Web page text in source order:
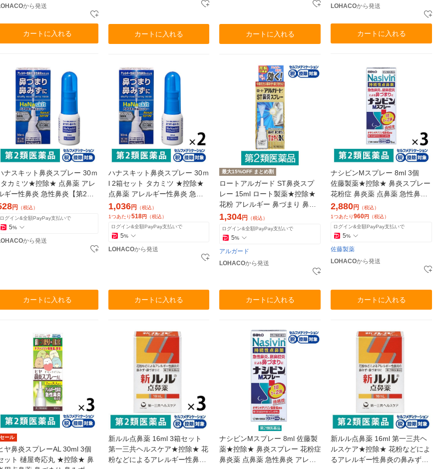
から発送
カートに入れる カートに入れる カートに入れる
LOHACOから発送
カートに入れる
ナスキット鼻炎スプレー 30ｍ
タカミツ★控除★ 点鼻薬 アレ
ギー性鼻炎 急性鼻炎【第2類
薬品】
円
（税込）
ログイン&全額PayPay支払いで
5%
から発送
カートに入れる
ハナスキット鼻炎スプレー 30ｍ
l 2箱セット タカミツ ★控除★
点鼻薬 アレルギー性鼻炎 急性
鼻炎【第2類医薬品】
1,036円
（税込）
1つあたり518円 （税込）
ログイン&全額PayPay支払いで
5%
LOHACOから発送
カートに入れる
最大15%OFF まとめ割
ロートアルガード ST鼻炎スプ
レー 15ml ロート製薬★控除★
花粉 アレルギー 鼻づまり 鼻み
ず くしゃみ 鼻炎【第2類医薬
品】
1,304円
（税込）
ログイン&全額PayPay支払いで
5%
アルガード
LOHACOから発送
カートに入れる
ナシビンMスプレー 8ml 3個
佐藤製薬★控除★ 鼻炎スプレー
花粉症 鼻炎薬 点鼻薬 急性鼻炎
アレルギー性鼻炎 副鼻腔炎【第
2類医薬品】
2,880円
（税込）
1つあたり960円
（税込）
ログイン&全額PayPay支払いで
5%
佐藤製薬
LOHACOから発送
カートに入れる
セール
ヤ鼻炎スプレーAL 30ml 3個
ット 樋屋奇応丸 ★控除★ 鼻
新ルル点鼻薬 16ml 3箱セット
第一三共ヘルスケア★控除★ 花
粉などによるアレルギー性鼻炎
ナシビンMスプレー 8ml 佐藤製
薬★控除★ 鼻炎スプレー 花粉症
鼻炎薬 点鼻薬 急性鼻炎 アレル
新ルル点鼻薬 16ml 第一三共ヘ
ルスケア★控除★ 花粉などによ
るアレルギー性鼻炎の鼻みず・